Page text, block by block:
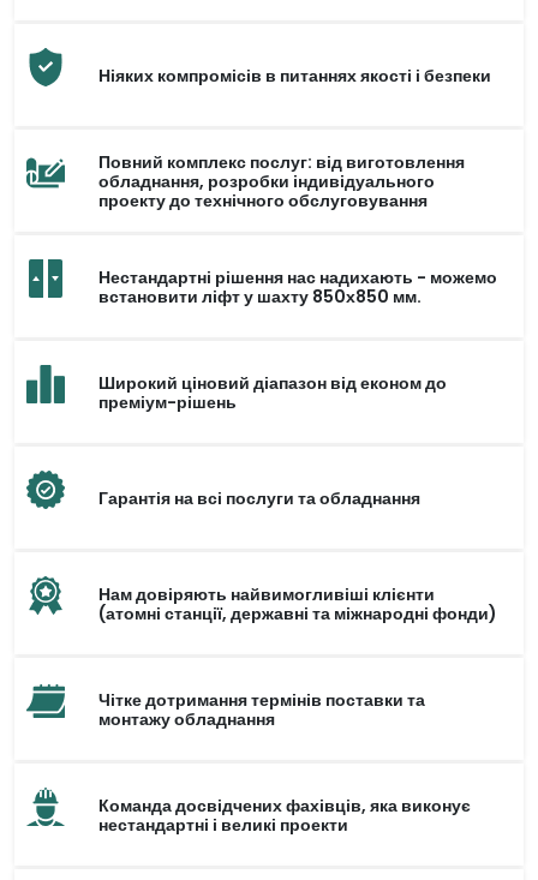
Ніяких компромісів в питаннях якості і безпеки
Повний комплекс послуг: від виготовлення
обладнання, розробки індивідуального
проекту до технічного обслуговування
Нестандартні рішення нас надихають - можемо
встановити ліфт у шахту 850х850 мм.
Широкий ціновий діапазон від економ до
преміум-рішень
Гарантія на всі послуги та обладнання
Нам довіряють найвимогливіші клієнти
(атомні станції, державні та міжнародні фонди)
Чітке дотримання термінів поставки та
монтажу обладнання
Команда досвідчених фахівців, яка виконує
нестандартні і великі проекти